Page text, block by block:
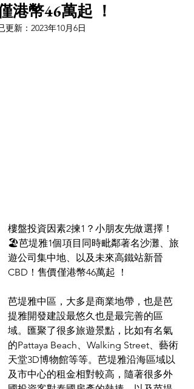
港幣46萬起 ！
更新： 2023年10月6日
樓盤投資因素2揀1？小朋友先做選擇！
🏖️芭堤雅1個項目同時毗鄰著名沙灘、旅
遊公司集中地、以及未來高鐵站新晉
CBD！售價僅港幣46萬起 ！
芭堤雅中區，大多是商業地帶，也是芭
提雅開發建設最悠久也是最完善的區
域。匯聚了很多旅遊景點，比如有名氣
的Pattaya Beach、Walking Street、藝術
天堂3D博物館等等。芭堤雅沿海區域以
及市中心的租金相對較高，隨著很多外